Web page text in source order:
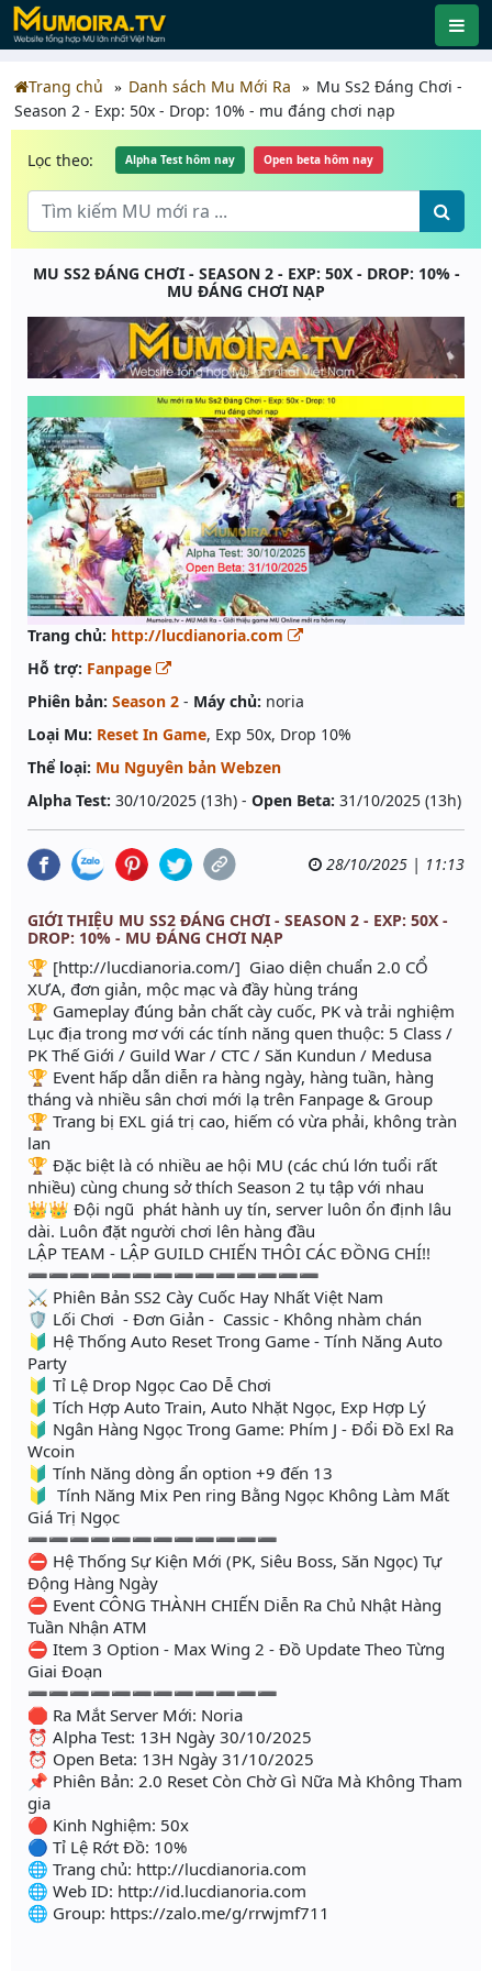
Trang chủ Danh sách Mu Mới Ra
Mu Ss2 Đáng Chơi -
Season 2 - Exp: 50x - Drop: 10% - mu đáng chơi nạp
Lọc theo: Alpha Test hôm nay Open beta hôm nay
MU SS2 ĐÁNG CHƠI - SEASON 2 - EXP: 50X - DROP: 10% -
MU ĐÁNG CHƠI NẠP
Trang chủ: http://lucdianoria.com
Hỗ trợ: Fanpage
Phiên bản: Season 2 - Máy chủ: noria
Loại Mu: Reset In Game, Exp 50x, Drop 10%
Thể loại: Mu Nguyên bản Webzen
Alpha Test: 30/10/2025 (13h) - Open Beta: 31/10/2025 (13h)
28/10/2025 | 11:13
GIỚI THIỆU MU SS2 ĐÁNG CHƠI - SEASON 2 - EXP: 50X -
DROP: 10% - MU ĐÁNG CHƠI NẠP
🏆 [http://lucdianoria.com/] Giao diện chuẩn 2.0 CỔ
XƯA, đơn giản, mộc mạc và đầy hùng tráng
🏆 Gameplay đúng bản chất cày cuốc, PK và trải nghiệm
Lục địa trong mơ với các tính năng quen thuộc: 5 Class /
PK Thế Giới / Guild War / CTC / Săn Kundun / Medusa
🏆 Event hấp dẫn diễn ra hàng ngày, hàng tuần, hàng
tháng và nhiều sân chơi mới lạ trên Fanpage & Group
🏆 Trang bị EXL giá trị cao, hiếm có vừa phải, không tràn
lan
🏆 Đặc biệt là có nhiều ae hội MU (các chú lớn tuổi rất
nhiều) cùng chung sở thích Season 2 tụ tập với nhau
👑👑 Đội ngũ phát hành uy tín, server luôn ổn định lâu
dài. Luôn đặt người chơi lên hàng đầu
LẬP TEAM - LẬP GUILD CHIẾN THÔI CÁC ĐỒNG CHÍ!!
➖➖➖➖➖➖➖➖➖➖➖➖➖➖
⚔ Phiên Bản SS2 Cày Cuốc Hay Nhất Việt Nam
🛡 Lối Chơi - Đơn Giản - Cassic - Không nhàm chán
🔰 Hệ Thống Auto Reset Trong Game - Tính Năng Auto
Party
🔰 Tỉ Lệ Drop Ngọc Cao Dễ Chơi
🔰 Tích Hợp Auto Train, Auto Nhặt Ngọc, Exp Hợp Lý
🔰 Ngân Hàng Ngọc Trong Game: Phím J - Đổi Đồ Exl Ra
Wcoin
🔰 Tính Năng dòng ẩn option +9 đến 13
🔰 Tính Năng Mix Pen ring Bằng Ngọc Không Làm Mất
Giá Trị Ngọc
➖➖➖➖➖➖➖➖➖➖➖➖
⛔ Hệ Thống Sự Kiện Mới (PK, Siêu Boss, Săn Ngọc) Tự
Động Hàng Ngày
⛔ Event CÔNG THÀNH CHIẾN Diễn Ra Chủ Nhật Hàng
Tuần Nhận ATM
⛔ Item 3 Option - Max Wing 2 - Đồ Update Theo Từng
Giai Đoạn
➖➖➖➖➖➖➖➖➖➖➖➖
🛑 Ra Mắt Server Mới: Noria
⏰ Alpha Test: 13H Ngày 30/10/2025
⏰ Open Beta: 13H Ngày 31/10/2025
📌 Phiên Bản: 2.0 Reset Còn Chờ Gì Nữa Mà Không Tham
gia
🔴 Kinh Nghiệm: 50x
🔵 Tỉ Lệ Rớt Đồ: 10%
🌐 Trang chủ: http://lucdianoria.com
🌐 Web ID: http://id.lucdianoria.com
🌐 Group: https://zalo.me/g/rrwjmf711